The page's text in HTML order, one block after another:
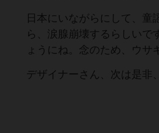
日本にいながらにして、
ら、涙腺崩壊するらしいで
ょうにね。念のため、ウサ
デザイナーさん、次は是非